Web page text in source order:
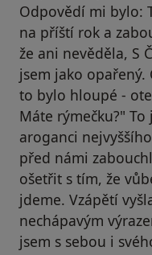
Odpovědí mi bylo:
na příští rok a
že ani nevěděla, S
jsem jako opařený.
to bylo hloupé -
Máte rýmečku?"
aroganci
před námi
ošetřit s tím, že
jdeme. Vzápětí
nechápavým
jsem s sebou i